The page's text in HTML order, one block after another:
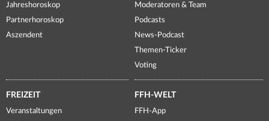
Jahreshoroskop
Partnerhoroskop
Aszendent
Moderatoren & Team
Podcasts
News-Podcast
Themen-Ticker
Voting
FREIZEIT
Veranstaltungen
FFH-WELT
FFH-App